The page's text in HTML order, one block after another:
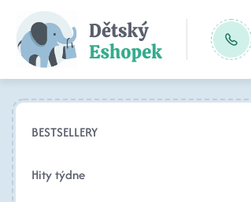
BESTSELLERY
Hity týdne